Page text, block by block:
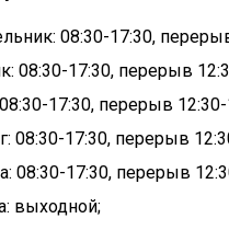
08:30-17:30,
08:30-17:30, перерыв
17:30, перерыв 12:30-
08:30-17:30, перерыв
08:30-17:30, перерыв
выходной;